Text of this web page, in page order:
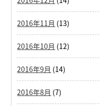
2016年11月 (13)
2016年10月 (12)
2016年9月 (14)
2016年8月 (7)